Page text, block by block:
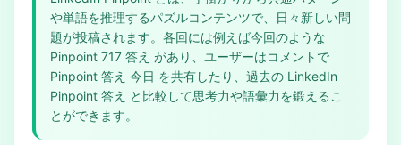
や単語を推理するパズルコンテンツで、日々新しい問
題が投稿されます。各回には例えば今回のような
Pinpoint 717 答え があり、ユーザーはコメントで
Pinpoint 答え 今日 を共有したり、過去の LinkedIn
Pinpoint 答え と比較して思考力や語彙力を鍛えるこ
とができます。